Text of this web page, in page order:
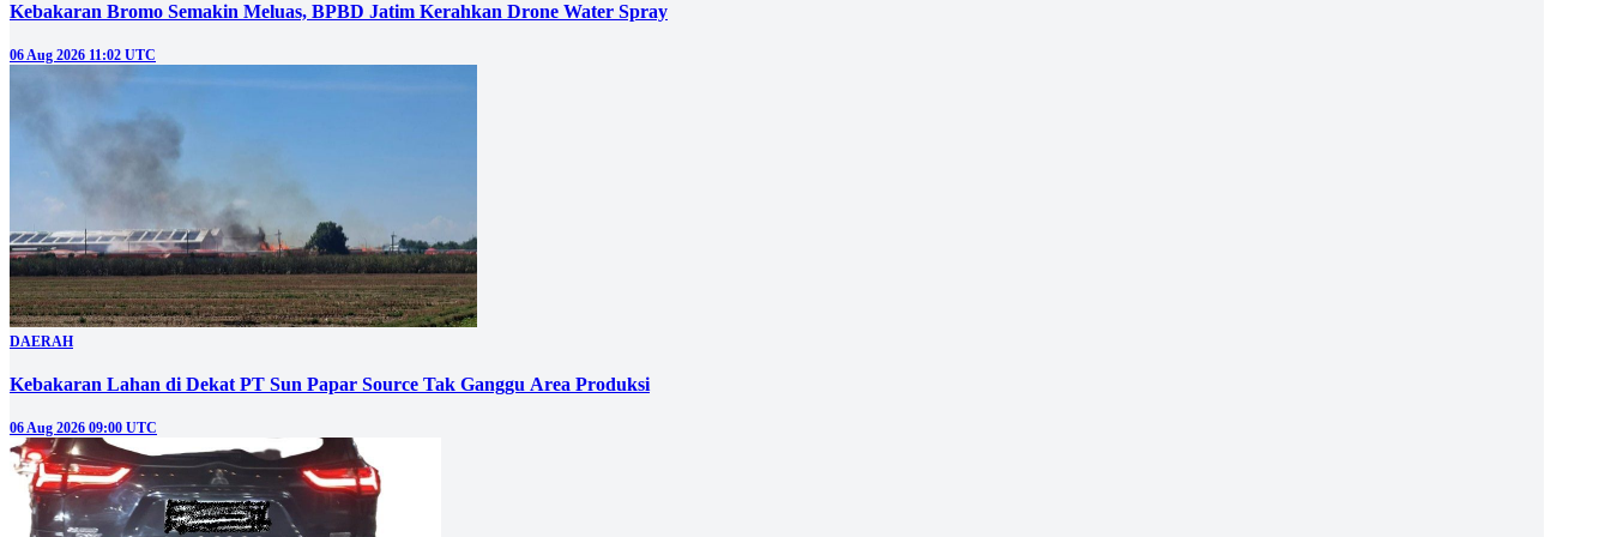
Kebakaran Bromo Semakin Meluas, BPBD Jatim Kerahkan Drone Water Spray
06 Aug 2026 11:02 UTC
DAERAH
Kebakaran Lahan di Dekat PT Sun Papar Source Tak Ganggu Area Produksi
06 Aug 2026 09:00 UTC